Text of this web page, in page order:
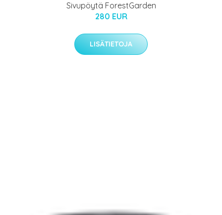
Sivupöytä ForestGarden
280 EUR
LISÄTIETOJA